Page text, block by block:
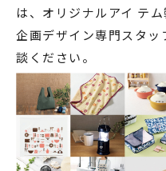
は、オリジナルアイ テ
企画デザイン専門スタッ
談ください。